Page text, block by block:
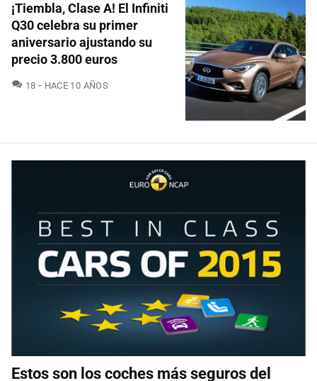
¡Tiembla, Clase A! El Infiniti
Q30 celebra su primer
aniversario ajustando su
precio 3.800 euros
18 COMENTARIOS
HACE 10 AÑOS
Estos son los coches más seguros del